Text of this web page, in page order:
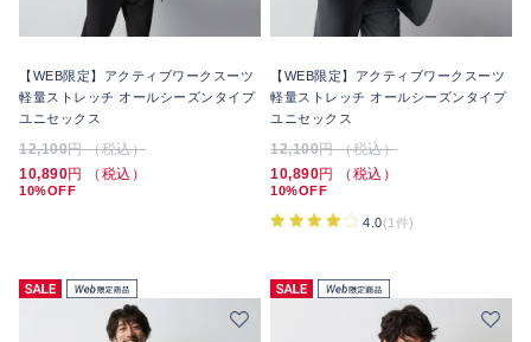
【WEB限定】アクティブワークスーツ
軽量ストレッチ オールシーズンタイプ
ユニセックス
12,100円 （税込）
10,890円 （税込）
10%OFF
【WEB限定】アクティブワークスーツ
軽量ストレッチ オールシーズンタイプ
ユニセックス
12,100円 （税込）
10,890円 （税込）
10%OFF
4.0(1件)